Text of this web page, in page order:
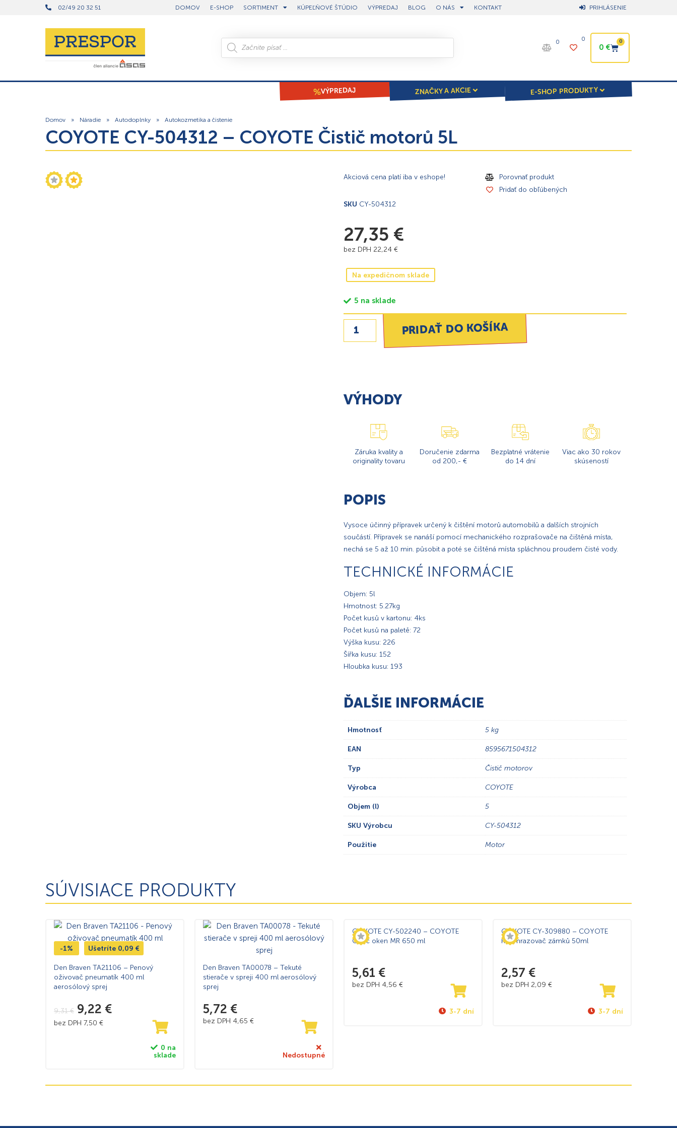
02/49 20 32 51 DOMOV E-SHOP SORTIMENT KÚPEĽŇOVÉ ŠTÚDIO VÝPREDAJ BLOG O NÁS KONTAKT PRIHLÁSENIE
0 0
0€
0
VÝPREDAJ ZNAČKY A AKCIE E-SHOP PRODUKTY
Domov » Náradie » Autodoplnky » Autokozmetika a čistenie
COYOTE CY-504312 – COYOTE Čistič motorů 5L
Akciová cena platí iba v eshope!
SKU CY-504312
Porovnať produkt
Pridať do obľúbených
27,35 €
bez DPH 22,24 €
Na expedičnom sklade
5 na sklade
PRIDAŤ DO KOŠÍKA
VÝHODY
Záruka kvality a
originality tovaru
Doručenie zdarma
od 200,- €
Bezplatné vrátenie
do 14 dní
Viac ako 30 rokov
skúseností
POPIS
Vysoce účinný přípravek určený k čištění motorů automobilů a dalších strojních
součástí. Přípravek se nanáší pomocí mechanického rozprašovače na čištěná místa,
nechá se 5 až 10 min. působit a poté se čištěná místa spláchnou proudem čisté vody.
TECHNICKÉ INFORMÁCIE
Objem: 5l
Hmotnost: 5.27kg
Počet kusů v kartonu: 4ks
Počet kusů na paletě: 72
Výška kusu: 226
Šířka kusu: 152
Hloubka kusu: 193
ĎALŠIE INFORMÁCIE
Hmotnosť 5 kg
EAN 8595671504312
Typ Čistič motorov
Výrobca COYOTE
Objem (l) 5
SKU Výrobcu CY-504312
Použitie Motor
SÚVISIACE PRODUKTY
-1% Ušetríte 0,09 €
Den Braven TA21106 – Penový
oživovač pneumatík 400 ml
aerosólový sprej
9,31€ 9,22 €
bez DPH 7,50 €
0 na
sklade
Den Braven TA00078 – Tekuté
stierače v spreji 400 ml aerosólový
sprej
5,72 €
bez DPH 4,65 €
Nedostupné
COYOTE CY-502240 – COYOTE
Čistič oken MR 650 ml
5,61 €
bez DPH 4,56 €
3-7 dní
COYOTE CY-309880 – COYOTE
Rozmrazovač zámků 50ml
2,57 €
bez DPH 2,09 €
3-7 dní